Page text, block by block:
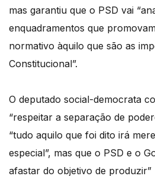
mas garantiu que o PSD vai
enquadramentos que
normativo àquilo que são as
Constitucional”.
O deputado social-democrata
“respeitar a separação de
“tudo aquilo que foi dito irá
especial”, mas que o PSD e o
afastar do objetivo de produzir”